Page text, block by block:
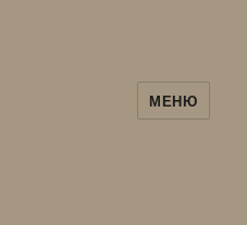
МЕНЮ